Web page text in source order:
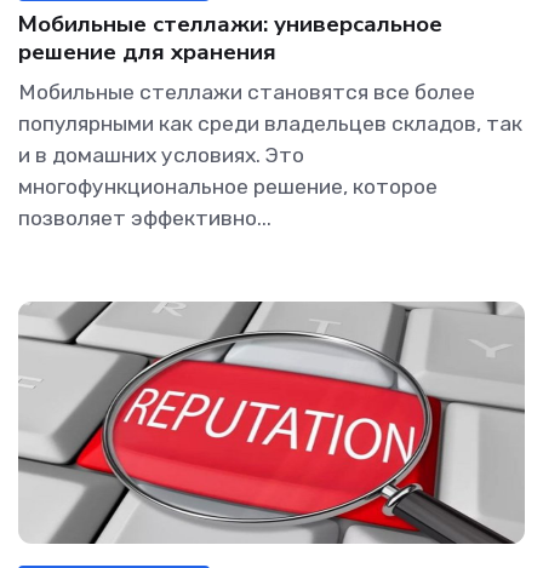
Мобильные стеллажи: универсальное
решение для хранения
Мобильные стеллажи становятся все более
популярными как среди владельцев складов, так
и в домашних условиях. Это
многофункциональное решение, которое
позволяет эффективно...